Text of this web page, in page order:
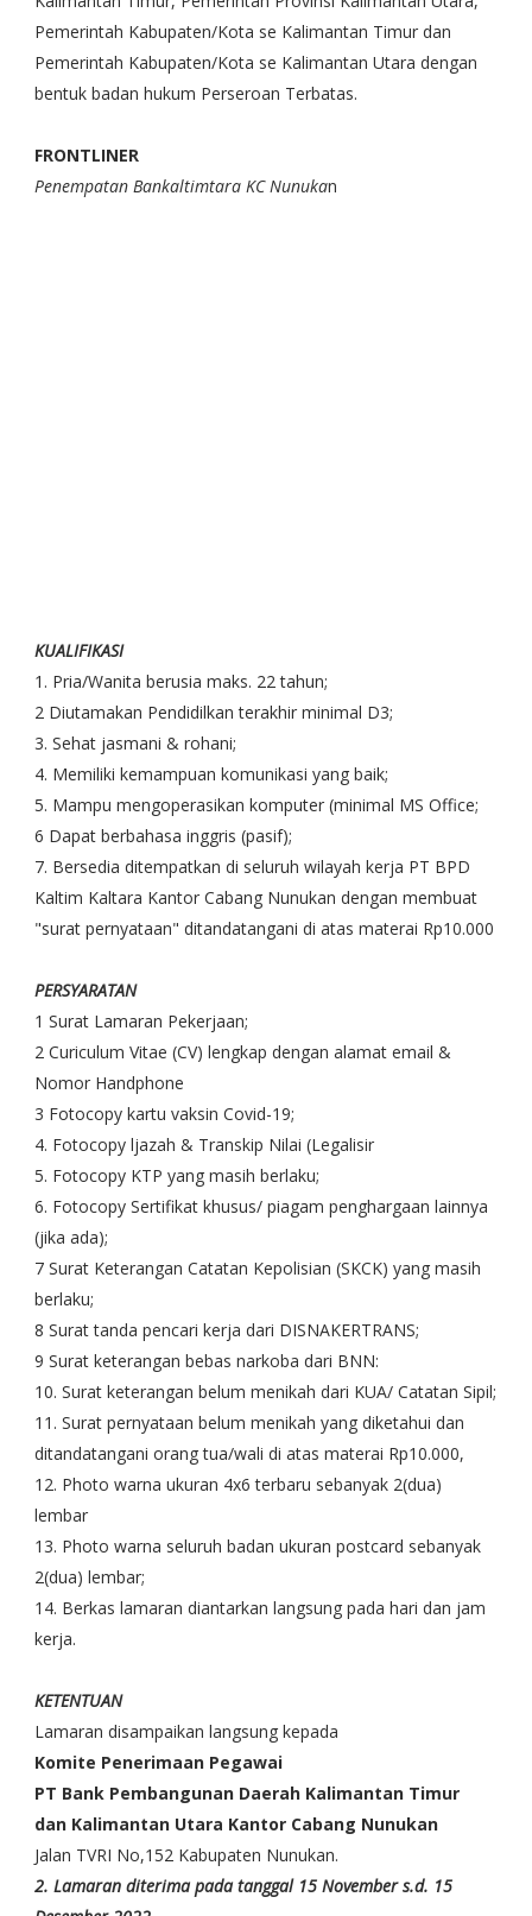
Pemerintah Kabupaten/Kota se Kalimantan Timur dan
Pemerintah Kabupaten/Kota se Kalimantan Utara dengan
bentuk badan hukum Perseroan Terbatas.
FRONTLINER
Penempatan Bankaltimtara KC Nunukan
KUALIFIKASI
1. Pria/Wanita berusia maks. 22 tahun;
2 Diutamakan Pendidilkan terakhir minimal D3;
3. Sehat jasmani & rohani;
4. Memiliki kemampuan komunikasi yang baik;
5. Mampu mengoperasikan komputer (minimal MS Office;
6 Dapat berbahasa inggris (pasif);
7. Bersedia ditempatkan di seluruh wilayah kerja PT BPD
Kaltim Kaltara Kantor Cabang Nunukan dengan membuat
"surat pernyataan" ditandatangani di atas materai Rp10.000
PERSYARATAN
1 Surat Lamaran Pekerjaan;
2 Curiculum Vitae (CV) lengkap dengan alamat email &
Nomor Handphone
3 Fotocopy kartu vaksin Covid-19;
4. Fotocopy ljazah & Transkip Nilai (Legalisir
5. Fotocopy KTP yang masih berlaku;
6. Fotocopy Sertifikat khusus/ piagam penghargaan lainnya
(jika ada);
7 Surat Keterangan Catatan Kepolisian (SKCK) yang masih
berlaku;
8 Surat tanda pencari kerja dari DISNAKERTRANS;
9 Surat keterangan bebas narkoba dari BNN:
10. Surat keterangan belum menikah dari KUA/ Catatan Sipil;
11. Surat pernyataan belum menikah yang diketahui dan
ditandatangani orang tua/wali di atas materai Rp10.000,
12. Photo warna ukuran 4x6 terbaru sebanyak 2(dua)
lembar
13. Photo warna seluruh badan ukuran postcard sebanyak
2(dua) lembar;
14. Berkas lamaran diantarkan langsung pada hari dan jam
kerja.
KETENTUAN
Lamaran disampaikan langsung kepada
Komite Penerimaan Pegawai
PT Bank Pembangunan Daerah Kalimantan Timur
dan Kalimantan Utara Kantor Cabang Nunukan
Jalan TVRI No,152 Kabupaten Nunukan.
2. Lamaran diterima pada tanggal 15 November s.d. 15